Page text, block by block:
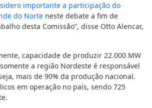
importante a participação do
do Norte neste debate a fim de
desta Comissão”, disse Otto Alencar,
capacidade de produzir 22.000 MW
a região Nordeste é responsável
mais de 90% da produção nacional.
em operação no país, sendo 725